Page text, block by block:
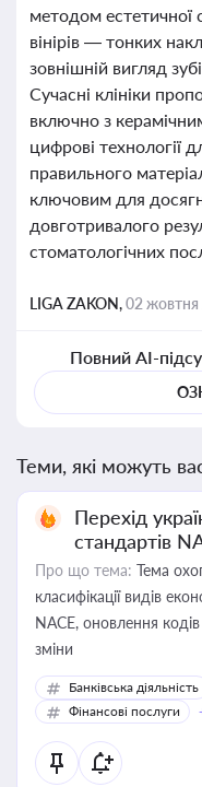
методом естетичної
вінірів — тонких
зовнішній вигляд
Сучасні клініки
включно з
цифрові технології
правильного
ключовим для
довготривалого
стоматологічних
LIGA ZAKON,02 жовтня
Повний AI-
Теми, які можуть
Перехід
стандартів
Про що тема: Тема
класифікації видів
NACE, оновлення
зміни
Банківська діяльність
Фінансові послуги